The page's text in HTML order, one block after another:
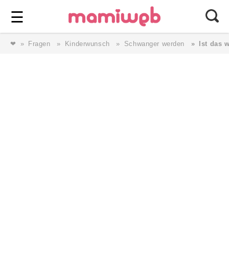
☰ ⎯ Wir lieben Familie ⎯
❤ Fragen Kinderwunsch Schwanger werden Ist das